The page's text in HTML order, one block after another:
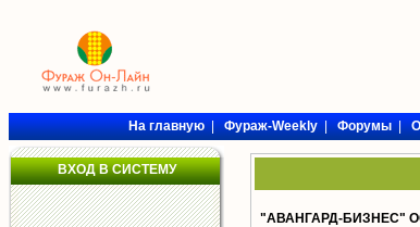
На главную|Фураж-Weekly|Форумы|
ВХОД В СИСТЕМУ
"АВАНГАРД-БИЗНЕС"